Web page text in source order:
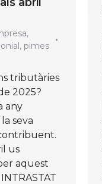
,
, pimes
tributàries
2025?
any
seva
us
aquest